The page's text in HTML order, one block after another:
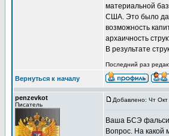
материальной
США. Это было
возможность
архаичность
В результате
Последний раз
Вернуться к началу
penzevkot
Писатель
Добавлено: Чт
Ваша БСЭ
Вопрос. На какой